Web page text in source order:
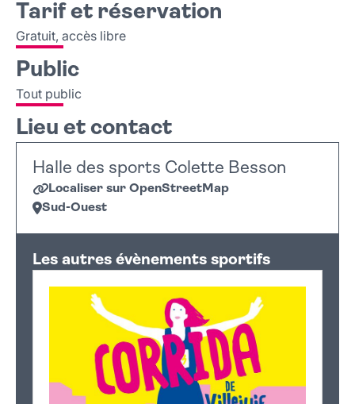
Tarif et réservation
Gratuit, accès libre
Public
Tout public
Lieu et contact
Halle des sports Colette Besson
Localiser sur OpenStreetMap
Sud-Ouest
+
−
Les autres évènements sportifs